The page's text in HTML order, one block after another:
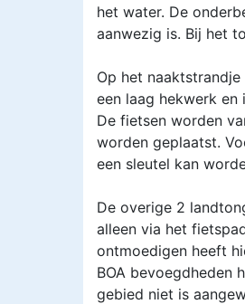
het water. De
aanwezig is. Bij het
Op het
een laag hekwerk en
De fietsen worden
worden geplaatst.
een sleutel kan
De overige 2
alleen via het
ontmoedigen heeft
BOA bevoegdheden
gebied niet is